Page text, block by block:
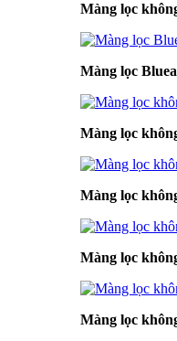
Màng lọc
Màng lọc
Màng lọc
Màng lọc
Màng lọc
Màng lọc